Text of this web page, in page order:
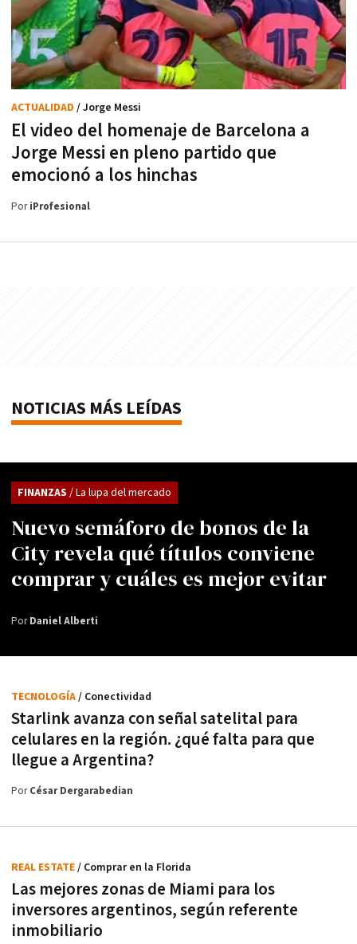
El video del homenaje de Barcelona a
Jorge Messi en pleno partido que
emocionó a los hinchas
ACTUALIDAD / Jorge Messi
PoriProfesional
NOTICIAS MÁS LEÍDAS
Nuevo semáforo de bonos de la
City revela qué títulos conviene
comprar y cuáles es mejor evitar
FINANZAS / La lupa del mercado
PorDaniel Alberti
Starlink avanza con señal satelital para
celulares en la región. ¿qué falta para que
llegue a Argentina?
TECNOLOGÍA/ Conectividad
PorCésar Dergarabedian
Las mejores zonas de Miami para los
inversores argentinos, según referente
inmobiliario
REAL ESTATE/ Comprar en la Florida